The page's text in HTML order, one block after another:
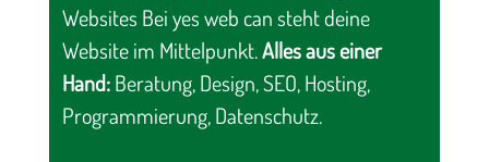
Websites Bei yes web can steht deine
Website im Mittelpunkt.Alles aus einer
Hand:Beratung, Design, SEO, Hosting,
Programmierung, Datenschutz.